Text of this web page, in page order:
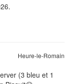
Heure-le-Romain
(3 bleu et 1